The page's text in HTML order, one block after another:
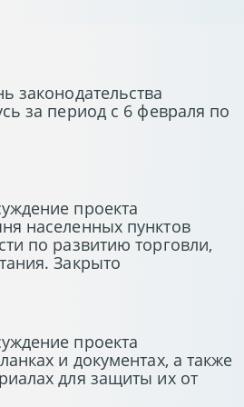
законодательства
за период с 6 февраля по
проекта
населенных пунктов
по развитию торговли,
Закрыто
проекта
и документах, а также
для защиты их от